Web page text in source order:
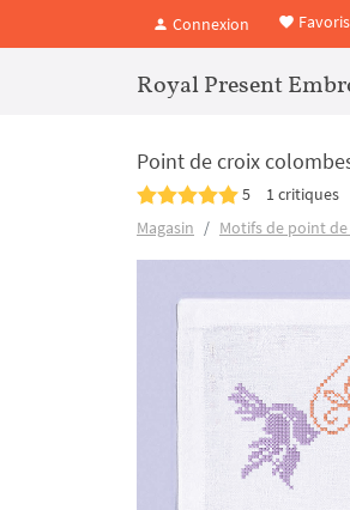
Connexion Favoris
Royal Present
Point de croix
5 1 critiques
Magasin
Motifs de point